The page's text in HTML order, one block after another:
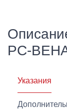
PC-
Указания